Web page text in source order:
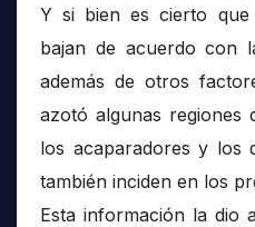
Y si bien es cierto
bajan de acuerdo con
además de otros
azotó algunas
los acaparadores y los
también inciden en los
Esta información la dio